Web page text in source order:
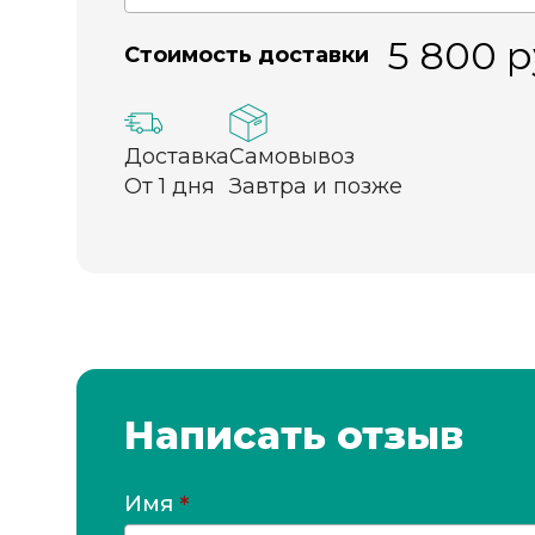
Стоимость доставки 5 800
Доставка
От 1 дня
Самовывоз
Завтра и позже
Написать отзыв
Имя *